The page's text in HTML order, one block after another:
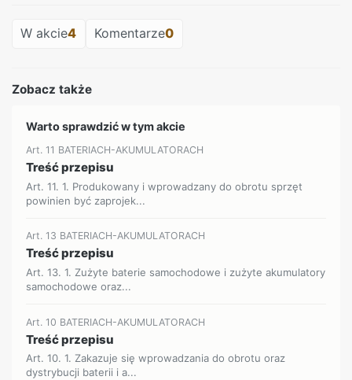
W akcie4 Komentarze0
Zobacz także
Warto sprawdzić w tym akcie
Art. 11 BATERIACH-AKUMULATORACH
Treść przepisu
Art. 11. 1. Produkowany i wprowadzany do obrotu sprzęt
powinien być zaprojek...
Art. 13 BATERIACH-AKUMULATORACH
Treść przepisu
Art. 13. 1. Zużyte baterie samochodowe i zużyte akumulatory
samochodowe oraz...
Art. 10 BATERIACH-AKUMULATORACH
Treść przepisu
Art. 10. 1. Zakazuje się wprowadzania do obrotu oraz
dystrybucji baterii i a...